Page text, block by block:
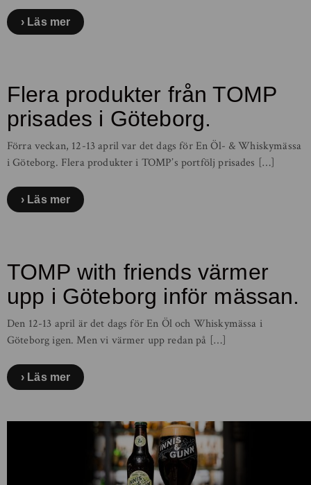
Läs mer
Flera produkter från TOMP
prisades i Göteborg.
Förra veckan, 12-13 april var det dags för En Öl- & Whiskymässa
i Göteborg. Flera produkter i TOMP’s portfölj prisades […]
Läs mer
TOMP with friends värmer
upp i Göteborg inför mässan.
Den 12-13 april är det dags för En Öl och Whiskymässa i
Göteborg igen. Men vi värmer upp redan på […]
Läs mer